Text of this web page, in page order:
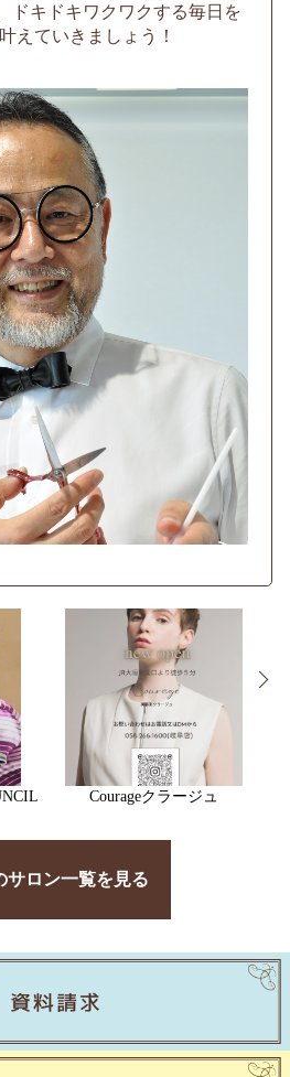
ドキドキワクワクする毎日を
えていきましょう！
Courageクラージュ
サロン一覧を見る